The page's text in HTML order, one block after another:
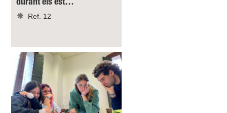
durant els est…
Ref. 12